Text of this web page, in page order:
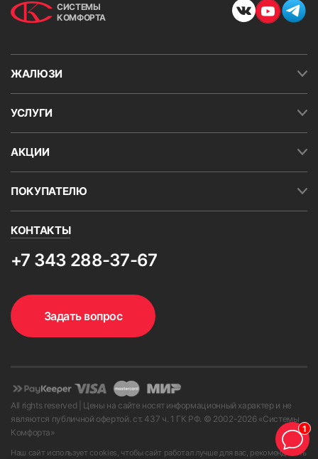
СИСТЕМЫ
КОМФОРТА
ЖАЛЮЗИ
УСЛУГИ
АКЦИИ
ПОКУПАТЕЛЮ
КОНТАКТЫ
+7 343 288-37-67
Задать вопрос
All rights reserved | Цены на сайте носят информационный характер и не
являются публичной офертой. ст. 437 ч. 1 ГК РФ. © 2002-2026 «Системы
Комфорта»
Наш сайт использует cookies, чтобы сайт работал лучше для вас, рекомендовать
1